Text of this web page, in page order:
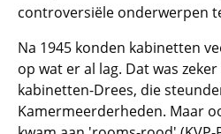
controversiële onderwerpen
Na 1945 konden kabinetten
op wat er al lag. Dat was
kabinetten-Drees, die
Kamermeerderheden. Maar